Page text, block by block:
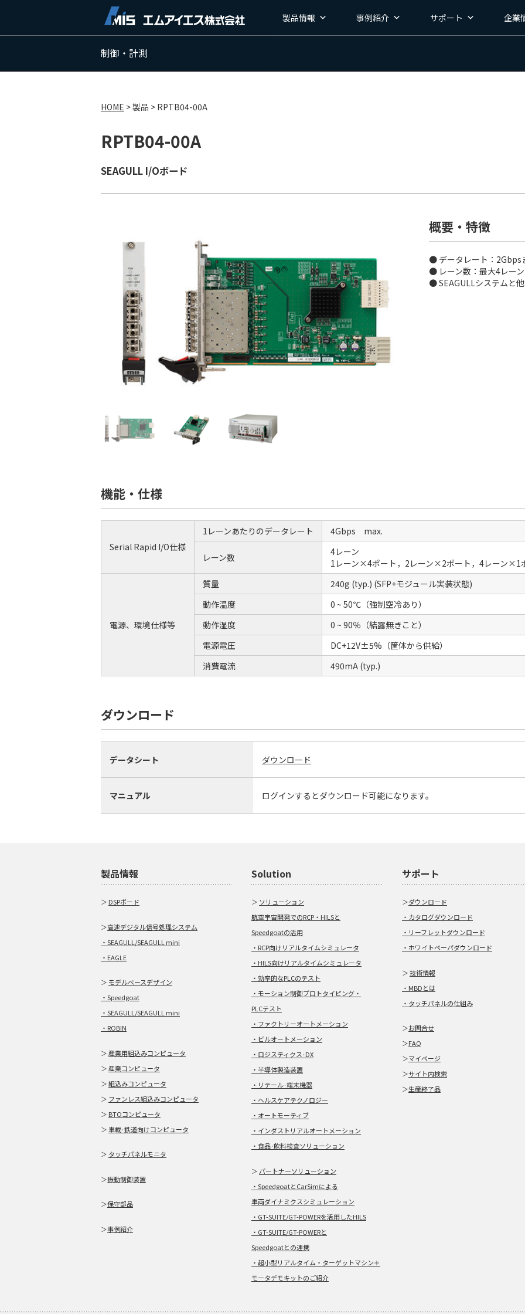
製品情報 事例紹介 サポート 企業
制御・計測
HOME >製品 > RPTB04-00A
RPTB04-00A
SEAGULL I/Oボード
概要・特徴
● データレート：2Gbps
● レーン数：最大4レーン
● SEAGULLシステムと
機能・仕様
Serial Rapid I/O仕様
1レーンあたりのデータレート 4Gbps max.
レーン数
4レーン
1レーン×4ポート，2レーン×2ポート，4レーン×1
電源、環境仕様等
質量
240g (typ.) (SFP+モジュール実装状態)
動作温度
0 ~ 50℃（強制空冷あり）
動作湿度
0 ~ 90％（結露無きこと）
電源電圧
DC+12V±5%（筐体から供給）
消費電流
490mA (typ.)
ダウンロード
データシート ダウンロード
マニュアル ログインするとダウンロード可能になります。
製品情報
＞ DSPボード
＞高速デジタル信号処理システム
・SEAGULL/SEAGULL mini
・EAGLE
＞ モデルベースデザイン
・Speedgoat
・SEAGULL/SEAGULL mini
・ROBIN
＞産業用組込みコンピュータ
＞産業コンピュータ
＞組込みコンピュータ
＞ ファンレス組込みコンピュータ
＞ BTOコンピュータ
＞車載·鉄道向けコンピュータ
＞ タッチパネルモニタ
＞振動制御装置
＞保守部品
＞事例紹介
Solution
＞ ソリューション
航空宇宙開発でのRCP・HILSと
Speedgoatの活用
・RCP向けリアルタイムシミュレータ
・HILS向けリアルタイムシミュレータ
・効率的なPLCのテスト
・モーション制御プロトタイピング・
PLCテスト
・ファクトリーオートメーション
・ビルオートメーション
・ロジスティクス·DX
・半導体製造装置
・リテール·端末機器
・ヘルスケアテクノロジー
・オートモーティブ
・インダストリアルオートメーション
・食品·飲料検査ソリューション
＞ パートナーソリューション
・SpeedgoatとCarSimによる
車両ダイナミクスシミュレーション
・GT-SUITE/GT-POWERを活用したHILS
・GT-SUITE/GT-POWERと
Speedgoatとの連携
・超小型リアルタイム・ターゲットマシン＋
モータデモキットのご紹介
サポート
＞ダウンロード
・カタログダウンロード
・リーフレットダウンロード
・ホワイトペーパダウンロード
＞技術情報
・MBDとは
・タッチパネルの仕組み
＞お問合せ
＞FAQ
＞マイページ
＞サイト内検索
＞生産終了品